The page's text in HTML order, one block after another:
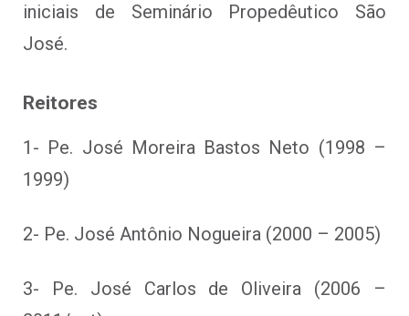
iniciais de Seminário Propedêutico São
José.
Reitores
1- Pe. José Moreira Bastos Neto (1998 –
1999)
2- Pe. José Antônio Nogueira (2000 – 2005)
3- Pe. José Carlos de Oliveira (2006 –